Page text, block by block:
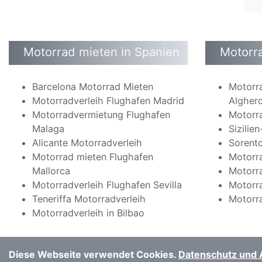
Motorrad mieten in Spanien
Barcelona Motorrad Mieten
Motorradverleih Flughafen Madrid
Motorradvermietung Flughafen
Malaga
Alicante Motorradverleih
Motorrad mieten Flughafen
Mallorca
Motorradverleih Flughafen Sevilla
Teneriffa Motorradverleih
Motorradverleih in Bilbao
Diese Webseite verwendet Cookies. Datenschutz und